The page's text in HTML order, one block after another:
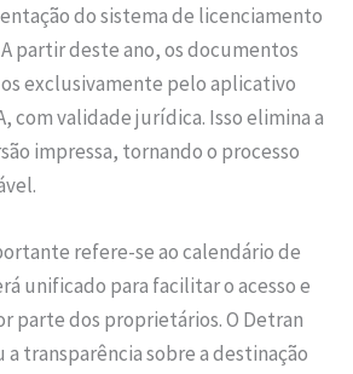
do sistema de licenciamento
partir deste ano, os documentos
exclusivamente pelo aplicativo
com validade jurídica. Isso elimina a
impressa, tornando o processo
refere-se ao calendário de
unificado para facilitar o acesso e
parte dos proprietários. O Detran
transparência sobre a destinação